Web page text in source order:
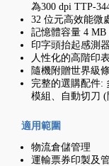
為300 dpi TTP-
32 位元高效能微
記憶體容量 4 MB
印字頭抬起感測
人性化的高階印
隨機附贈世界級
完整的選購配件:
模組、自動切刀
適用範圍
物流倉儲管理
運輸票券印製及